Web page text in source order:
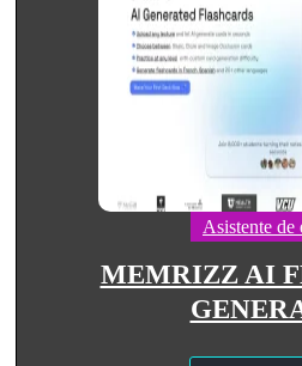
Asistente de
MEMRIZZ AI